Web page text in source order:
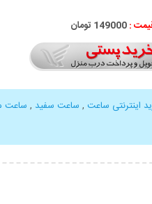
:
149000 تومان
اینترنتی ساعت , ساعت سفید , ساعت